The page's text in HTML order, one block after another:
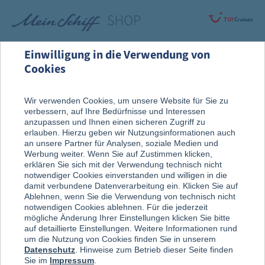
Alle Produkte
Einwilligung in die Verwendung von
Cookies
Wir verwenden Cookies, um unsere Website für Sie zu
verbessern, auf Ihre Bedürfnisse und Interessen
anzupassen und Ihnen einen sicheren Zugriff zu
erlauben. Hierzu geben wir Nutzungsinformationen auch
an unsere Partner für Analysen, soziale Medien und
Werbung weiter. Wenn Sie auf Zustimmen klicken,
erklären Sie sich mit der Verwendung technisch nicht
notwendiger Cookies einverstanden und willigen in die
damit verbundene Datenverarbeitung ein. Klicken Sie auf
Ablehnen, wenn Sie die Verwendung von technisch nicht
notwendigen Cookies ablehnen. Für die jederzeit
mögliche Änderung Ihrer Einstellungen klicken Sie bitte
auf detaillierte Einstellungen. Weitere Informationen rund
um die Nutzung von Cookies finden Sie in unserem
Datenschutz . Hinweise zum Betrieb dieser Seite finden
Sie im Impressum